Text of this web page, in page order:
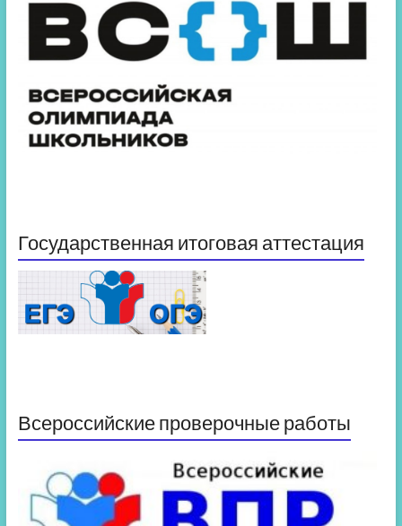
Государственная итоговая аттестация
Всероссийские проверочные работы